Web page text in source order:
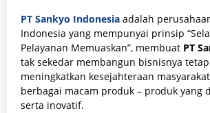
PT Sankyo Indonesia adalah
Indonesia yang mempunyai prinsip
Pelayanan Memuaskan”, membuat PT
tak sekedar membangun bisnisnya
meningkatkan kesejahteraan
berbagai macam produk – produk yang
serta inovatif.